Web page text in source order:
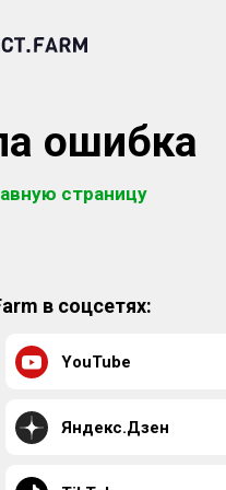
ошибка
страницу
в соцсетях:
YouTube
Яндекс.Дзен